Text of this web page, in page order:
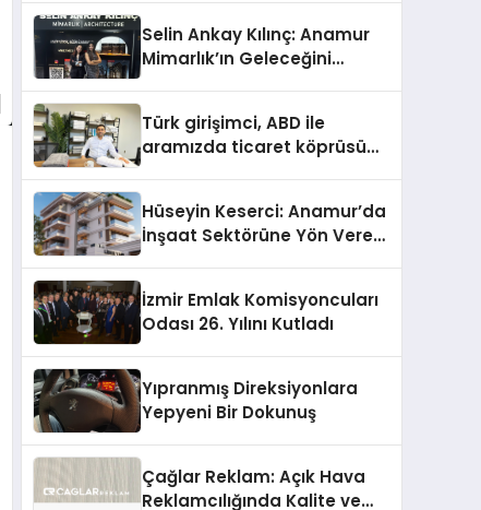
Selin Ankay Kılınç: Anamur
Mimarlık’ın Geleceğini
Türk girişimci, ABD ile
aramızda ticaret köprüsü
Hüseyin Keserci: Anamur’da
İnşaat Sektörüne Yön Veren
İzmir Emlak Komisyoncuları
Odası 26. Yılını Kutladı
Yıpranmış Direksiyonlara
Yepyeni Bir Dokunuş
Çağlar Reklam: Açık Hava
Reklamcılığında Kalite ve